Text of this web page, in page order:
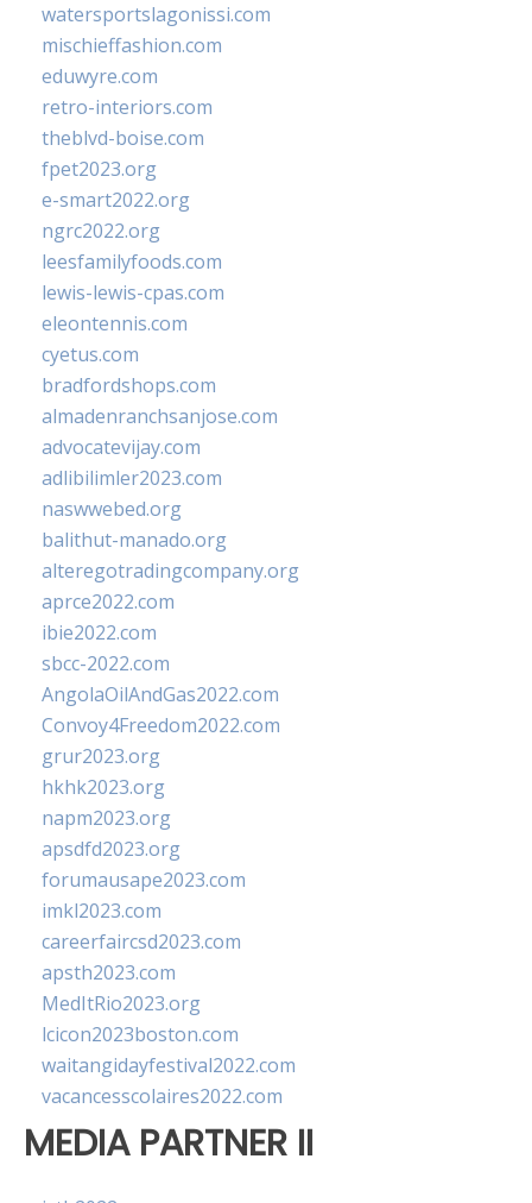
watersportslagonissi.com
mischieffashion.com
eduwyre.com
retro-interiors.com
theblvd-boise.com
fpet2023.org
e-smart2022.org
ngrc2022.org
leesfamilyfoods.com
lewis-lewis-cpas.com
eleontennis.com
cyetus.com
bradfordshops.com
almadenranchsanjose.com
advocatevijay.com
adlibilimler2023.com
naswwebed.org
balithut-manado.org
alteregotradingcompany.org
aprce2022.com
ibie2022.com
sbcc-2022.com
AngolaOilAndGas2022.com
Convoy4Freedom2022.com
grur2023.org
hkhk2023.org
napm2023.org
apsdfd2023.org
forumausape2023.com
imkl2023.com
careerfaircsd2023.com
apsth2023.com
MedItRio2023.org
lcicon2023boston.com
waitangidayfestival2022.com
vacancesscolaires2022.com
MEDIA PARTNER II